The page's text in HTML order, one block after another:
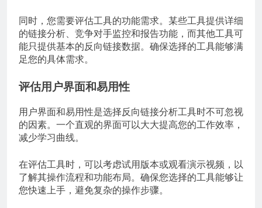
同时，您需要评估工具的功能需求。某些工具提供详细
的链接分析、竞争对手监控和报告功能，而其他工具可
能只提供基本的反向链接数据。确保选择的工具能够满
足您的具体需求。
评估用户界面和易用性
用户界面和易用性是选择反向链接分析工具时不可忽视
的因素。一个直观的界面可以大大提高您的工作效率，
减少学习曲线。
在评估工具时，可以考虑试用版本或观看演示视频，以
了解其操作流程和功能布局。确保您选择的工具能够让
您快速上手，避免复杂的操作步骤。